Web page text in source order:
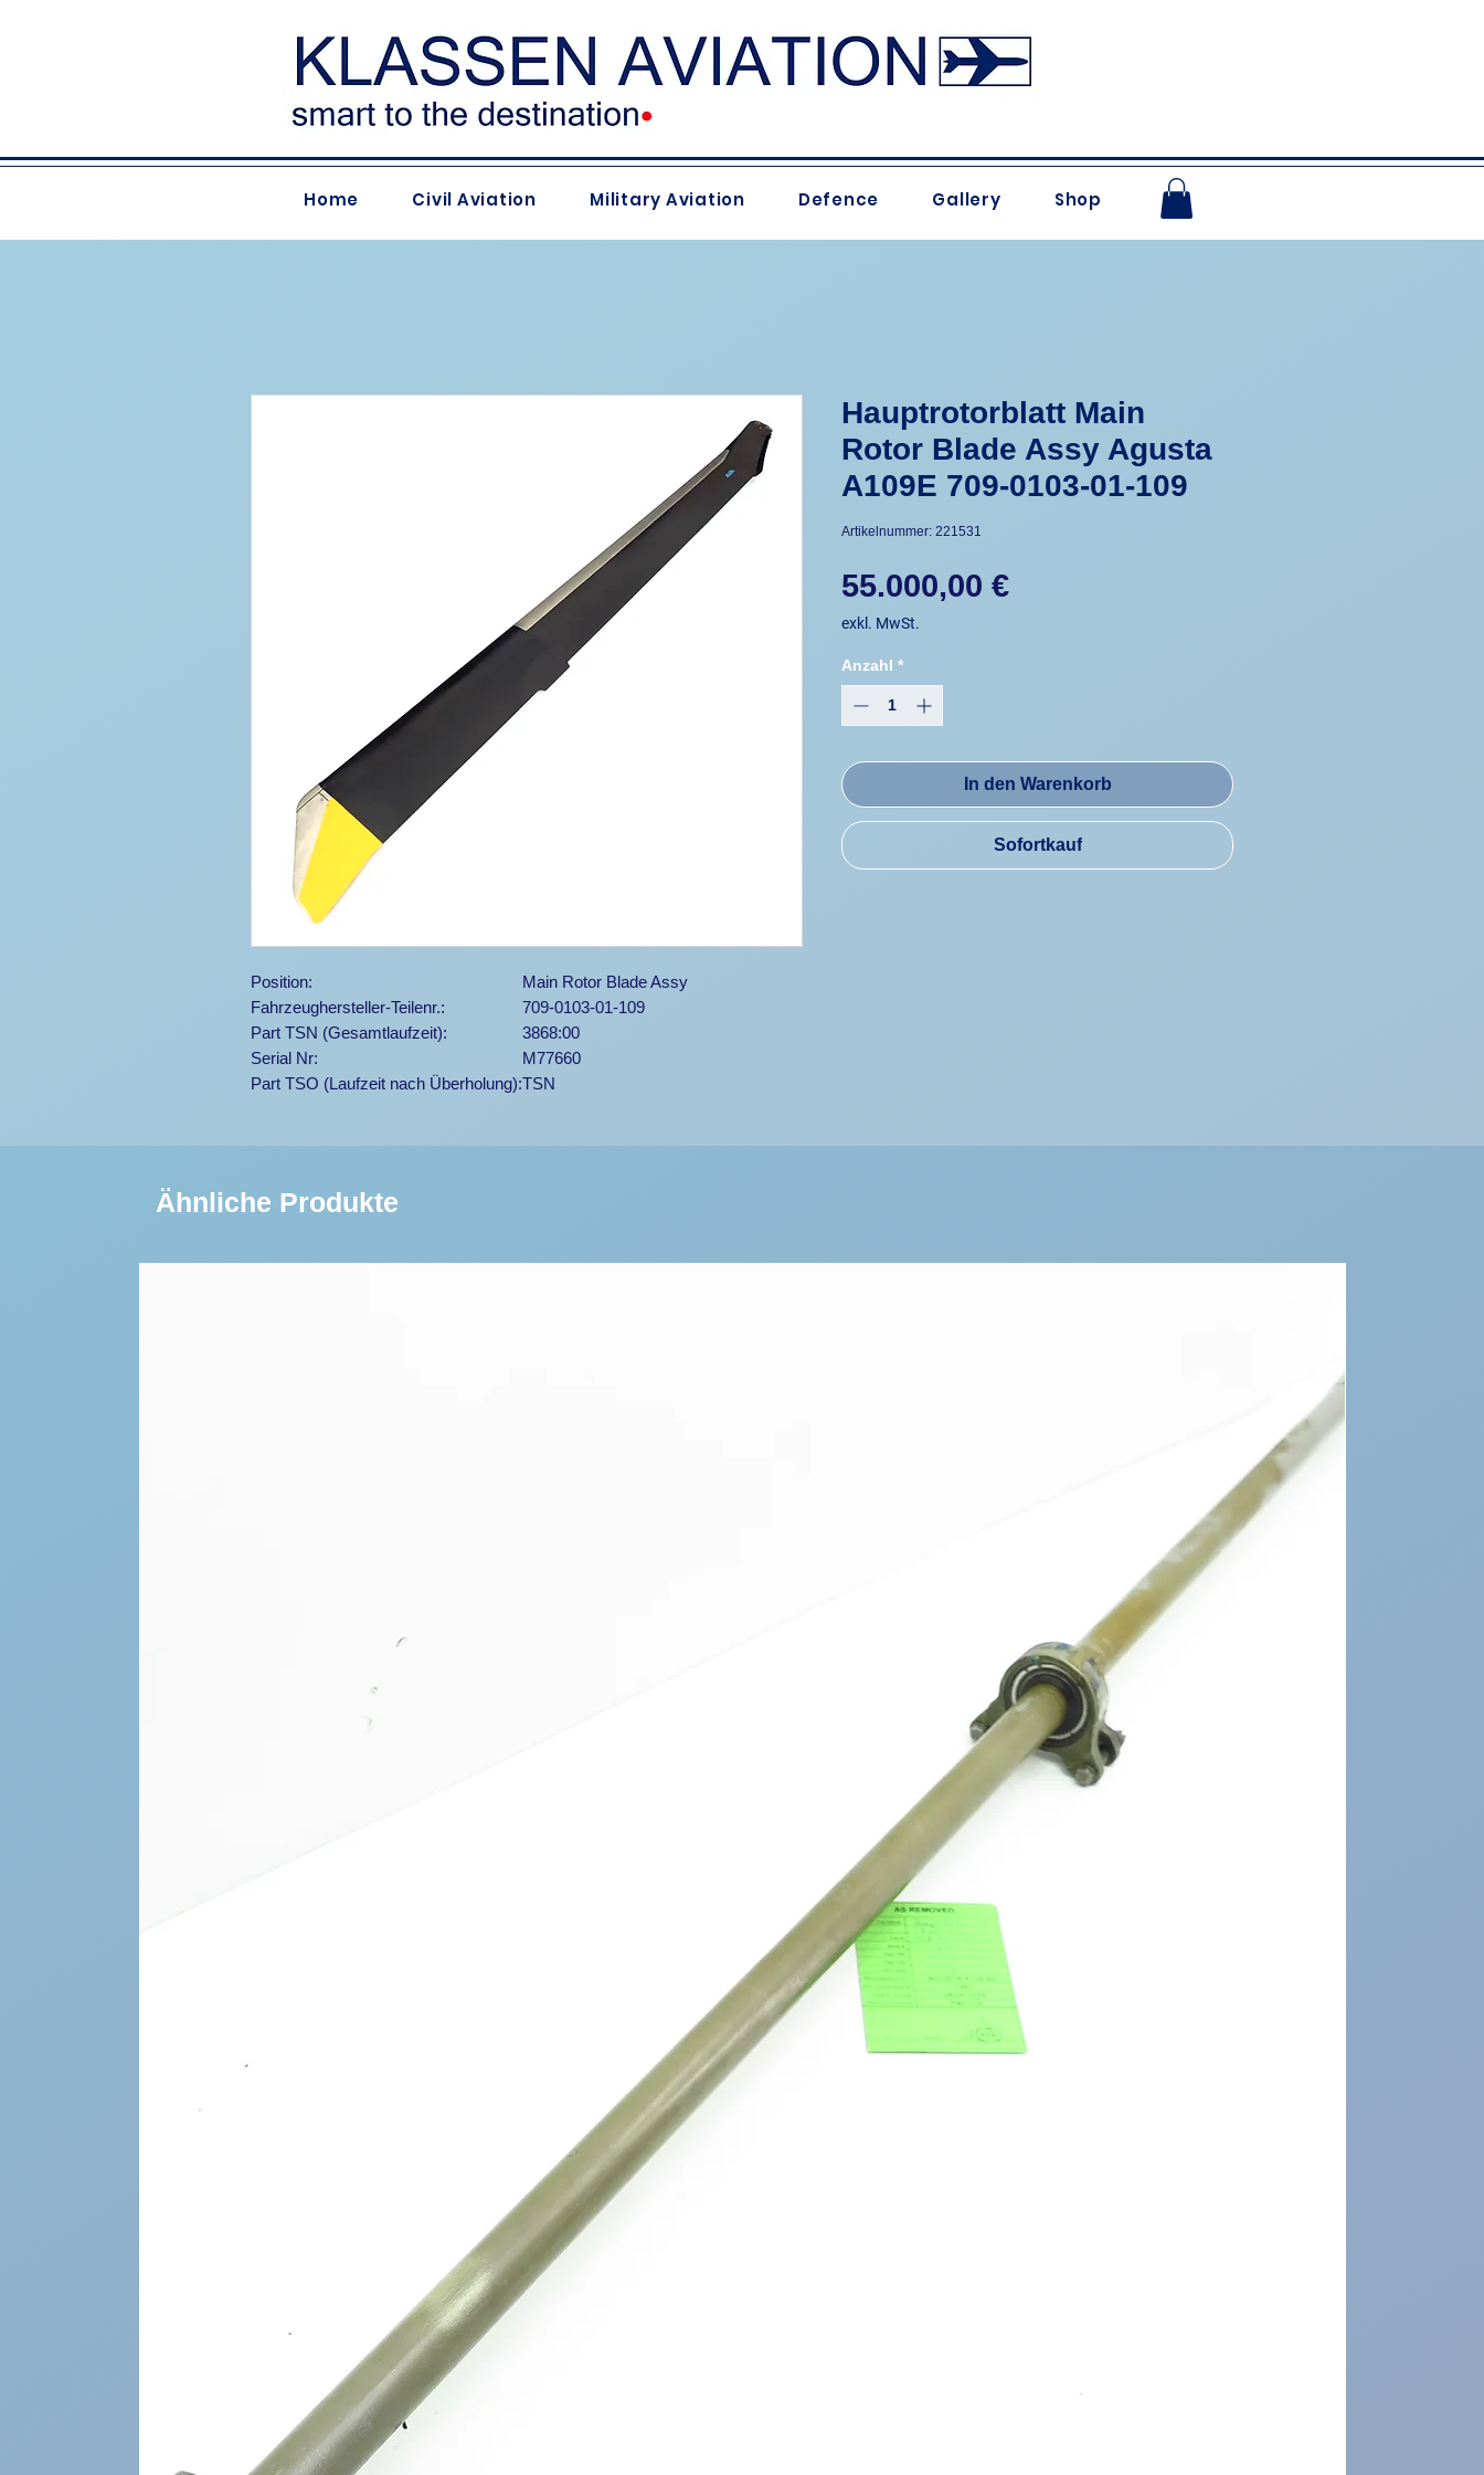
Home Civil Aviation Military Aviation Defence Gallery Shop
Position:
Main Rotor Blade Assy
Fahrzeughersteller-Teilenr.:
709-0103-01-109
Part TSN (Gesamtlaufzeit):
3868:00
Serial Nr:
M77660
Part TSO (Laufzeit nach Überholung):TSN
Hauptrotorblatt Main
Rotor Blade Assy Agusta
A109E 709-0103-01-109
Artikelnummer: 221531
55.000,00 €Preis
exkl. MwSt.
Anzahl *
In den Warenkorb
Sofortkauf
Ähnliche Produkte